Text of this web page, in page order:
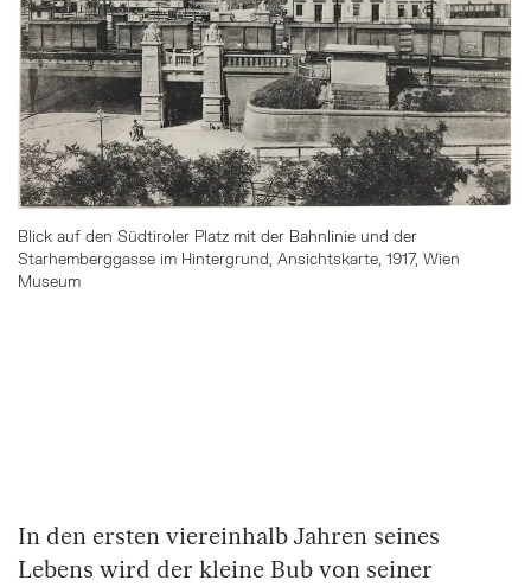
Blick auf den Südtiroler Platz mit der Bahnlinie und der
Starhemberggasse im Hintergrund, Ansichtskarte, 1917, Wien
Museum
Springe zum Anfang des Bilder Slider
In den ersten viereinhalb Jahren seines
Lebens wird der kleine Bub von seiner